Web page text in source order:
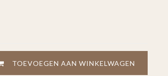
TOEVOEGEN AAN WINKELWAGEN